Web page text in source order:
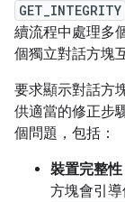
GET_INTEGRITY
續流程中處理多
個獨立對話方塊
要求顯示對話方
供適當的修正步
個問題，包括：
裝置完整性
方塊會引